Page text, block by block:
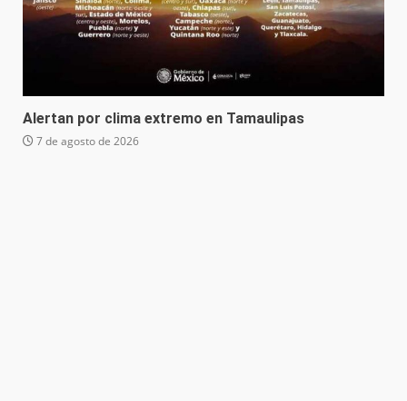
Alertan por clima extremo en Tamaulipas
7 de agosto de 2026